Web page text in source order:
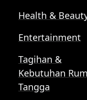
Health &
Entertainment
Tagihan &
Kebutuhan
Tangga